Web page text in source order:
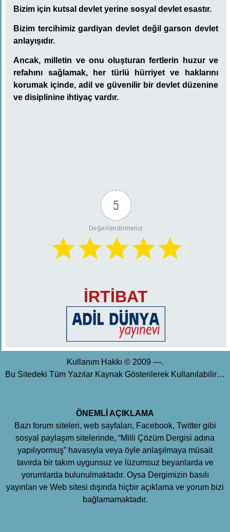
Bizim için kutsal devlet yerine sosyal devlet esastır.
Bizim tercihimiz gardiyan devlet değil garson devlet
anlayışıdır.
Ancak, milletin ve onu oluşturan fertlerin huzur ve
refahını sağlamak, her türlü hürriyet ve haklarını
korumak içinde, adil ve güvenilir bir devlet düzenine
ve disiplinine ihtiyaç vardır.
5
Değerlendirmeniz
İRTİBAT
Kullanım Hakkı © 2009 —.
Bu Sitedeki Tüm Yazılar Kaynak Gösterilerek Kullanılabilir…
ÖNEMLİ AÇIKLAMA
Bazı forum siteleri, web sayfaları, Facebook, Twitter gibi
sosyal paylaşım sitelerinde, “Milli Çözüm Dergisi adına
yapılıyormuş” havasıyla veya öyle anlaşılmaya müsait
tavırda bir takım uygunsuz ve lüzumsuz beyanlarda ve
yorumlarda bulunulmaktadır. Oysa Dergimizin basılı
yayınları ve Web sitesi dışında hiçbir açıklama ve yorum bizi
bağlamamaktadır.